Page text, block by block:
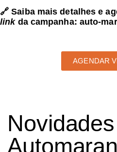
🔗 Saiba mais detalhes e
linkda campanha: auto-
AGENDAR
Novidades
Automaran